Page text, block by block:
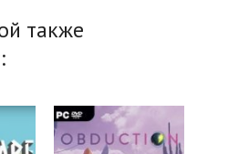
также